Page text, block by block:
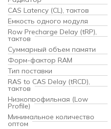
CAS Latency (CL), тактов
Емкость одного модуля
Row Precharge Delay (tRP),
тактов
Суммарный объем памяти
Форм-фактор RAM
Тип поставки
RAS to CAS Delay (tRCD),
тактов
Низкопрофильная (Low
Profile)
Минимальное количество
оптом